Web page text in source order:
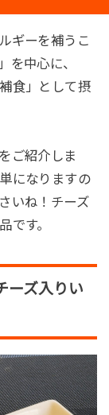
ギーを補うこ
を中心に、
食」として摂
ご紹介しま
になりますの
いね！チーズ
です。
ーズ入りい